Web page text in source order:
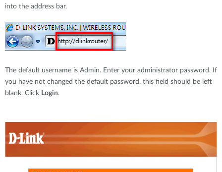
into the address bar.
The default username is Admin. Enter your administrator password. If
you have not changed the default password, this field should be left
blank. Click Login.